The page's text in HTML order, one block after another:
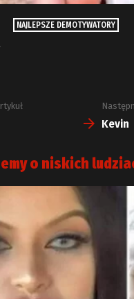
NAJLEPSZE DEMOTYWATORY
Kevin
o niskich